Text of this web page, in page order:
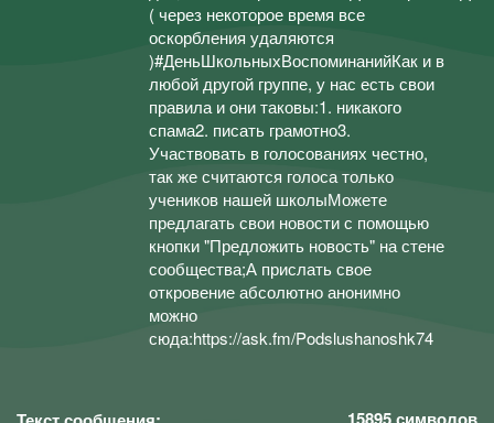
( через некоторое время все
оскорбления удаляются
)#ДеньШкольныхВоспоминанийКак и в
любой другой группе, у нас есть свои
правила и они таковы:1. никакого
спама2. писать грамотно3.
Участвовать в голосованиях честно,
так же считаются голоса только
учеников нашей школыМожете
предлагать свои новости с помощью
кнопки "Предложить новость" на стене
сообщества;А прислать свое
откровение абсолютно анонимно
можно
сюда:https://ask.fm/Podslushanoshk74
15895символов